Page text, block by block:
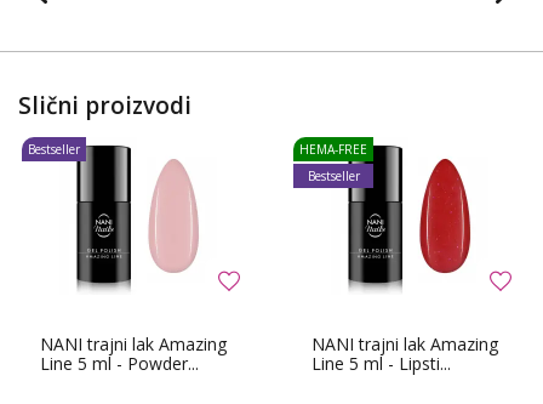
Slični proizvodi
NANI trajni lak Amazing
Line 5 ml - Powder...
Bestseller
NANI trajni lak Amazing
Line 5 ml - Lipsti...
HEMA-FREE
Bestseller